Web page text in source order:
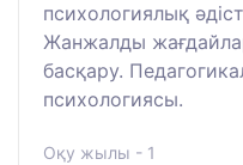
психологиялық
Жанжалды
басқару.
психологиясы.
Оқу жылы - 1